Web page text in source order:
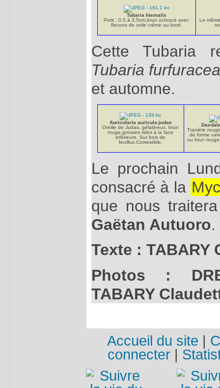
Tubaria hiemalis
Petit : 0,5 à 3,5cm,brun ochracé avec
flocons de voile crème au bord.
Le
Cette Tubaria
Tubaria
et automne.
Auricularia auricula-judae
Oreille de Judas, gélatineux, brun
rouge,grosses rides à la face
inférieure. Sur bois de
feuillus.Comestible.
Tramète
de forme
ou brun
Le prochain
consacré à la
que nous
Gaëtan Autuoro.
Texte : TABARY
Photos :
TABARY
Accueil du site |
connecter|